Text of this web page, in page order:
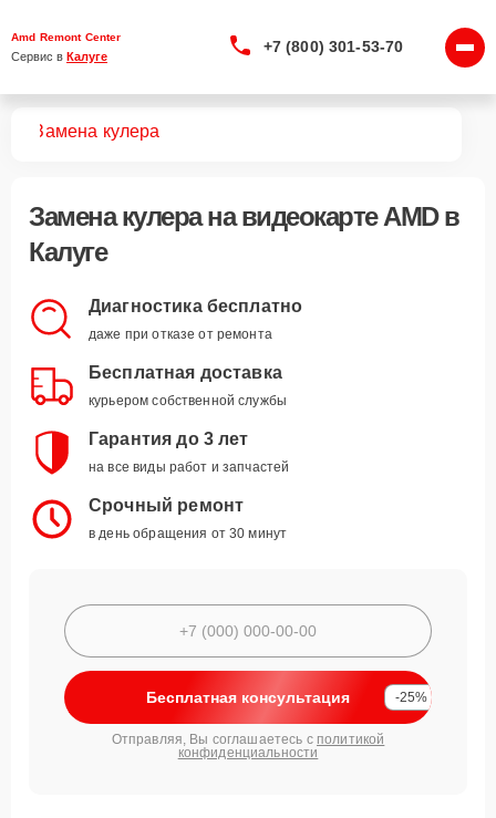
Amd Remont Center
Сервис в Калуге
+7 (800) 301-53-70
Замена кулера
Замена кулерана видеокарте AMD в
Калуге
Диагностика бесплатно
даже при отказе от ремонта
Бесплатная доставка
курьером собственной службы
Гарантия до 3 лет
на все виды работ и запчастей
Срочный ремонт
в день обращения от 30 минут
Бесплатная консультация -25%
Отправляя, Вы соглашаетесь с политикой
конфиденциальности